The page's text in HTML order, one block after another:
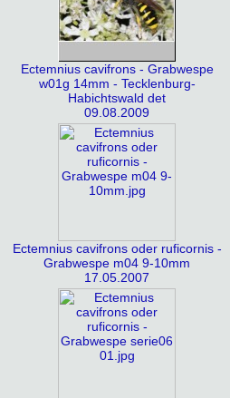
Ectemnius cavifrons - Grabwespe
w01g 14mm - Tecklenburg-
Habichtswald det
09.08.2009
Ectemnius cavifrons oder ruficornis -
Grabwespe m04 9-10mm
17.05.2007